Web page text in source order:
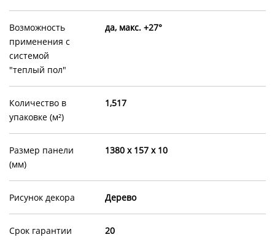
Возможность
применения с
системой
"теплый пол"
да, макс. +27°
Количество в
упаковке (м²)
1,517
Размер панели
(мм)
1380 х 157 х 10
Рисунок декора Дерево
Срок гарантии
20